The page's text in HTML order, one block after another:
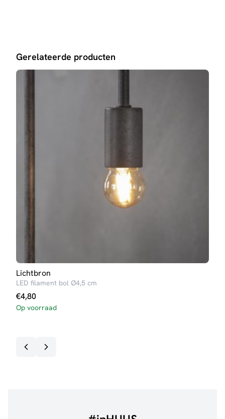
Gerelateerde producten
Lichtbron
LED filament bol Ø4,5 cm
€4,80
Op voorraad